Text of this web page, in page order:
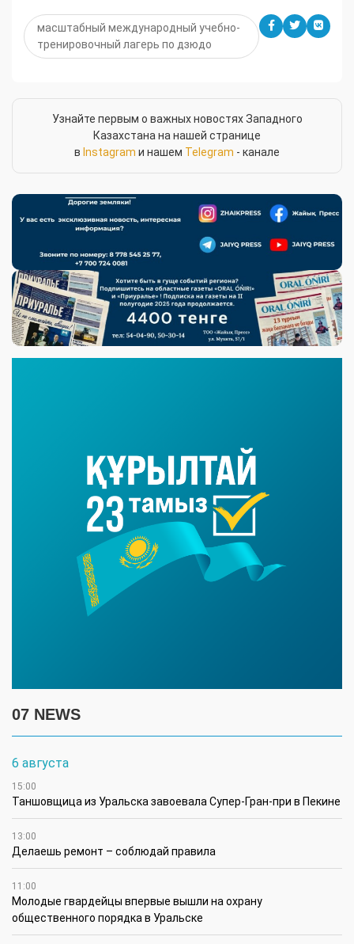
масштабный международный учебно-
тренировочный лагерь по дзюдо
Узнайте первым о важных новостях Западного
Казахстана на нашей странице
в Instagram и нашем Telegram - канале
07 NEWS
6 августа
15:00
Таншовщица из Уральска завоевала Супер-Гран-при в Пекине
13:00
Делаешь ремонт – соблюдай правила
11:00
Молодые гвардейцы впервые вышли на охрану
общественного порядка в Уральске